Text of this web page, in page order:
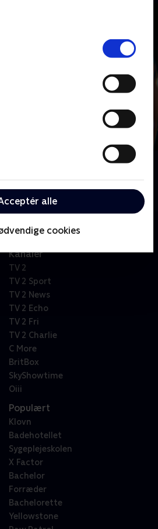
alle
cookies
Kanaler
TV 2
TV 2 Sport
TV 2 News
TV 2 Echo
TV 2 Fri
TV 2 Charlie
C More
BritBox
SkyShowtime
Oiii
Populært
Klovn
Badehotellet
Sygeplejeskolen
X Factor
Bachelor
Forræder
Bachelorette
Yellowstone